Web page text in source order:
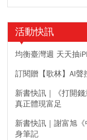
活動快訊
均衡臺灣週 天天抽
訂閱贈【歌林】AI聲
新書快訊｜《打開
真正體現富足
新書快訊｜謝富旭
身筆記